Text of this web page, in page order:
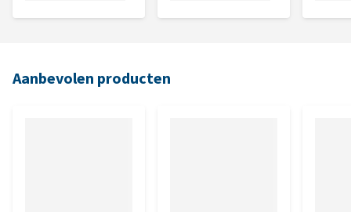
Aanbevolen producten